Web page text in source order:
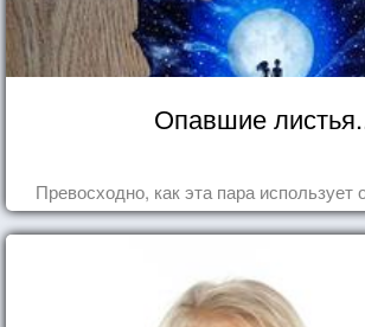
Опавшие
Превосходно, как эта пара использует